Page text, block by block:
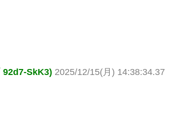
92d7-SkK3) 2025/12/15(月) 14:38:34.37